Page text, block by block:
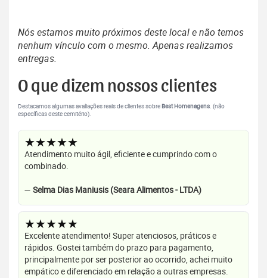
Nós estamos muito próximos deste local e não temos
nenhum vínculo com o mesmo. Apenas realizamos
entregas.
O que dizem nossos clientes
Destacamos algumas avaliações reais de clientes sobre Best Homenagens. (não
específicas deste cemitério).
★★★★★
Atendimento muito ágil, eficiente e cumprindo com o
combinado.
— Selma Dias Maniusis (Seara Alimentos - LTDA)
★★★★★
Excelente atendimento! Super atenciosos, práticos e
rápidos. Gostei também do prazo para pagamento,
principalmente por ser posterior ao ocorrido, achei muito
empático e diferenciado em relação a outras empresas.